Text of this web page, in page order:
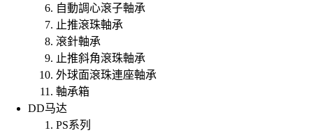
自動調心滾子軸承
止推滾珠軸承
滾針軸承
止推斜角滾珠軸承
外球面滾珠連座軸承
軸承箱
DD马达
PS系列